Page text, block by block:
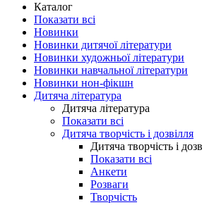
Каталог
Показати всі
Новинки
Новинки дитячої літератури
Новинки художньої літератури
Новинки навчальної літератури
Новинки нон-фікшн
Дитяча література
Дитяча література
Показати всі
Дитяча творчість і дозвілля
Дитяча творчість і
Показати всі
Анкети
Розваги
Творчість